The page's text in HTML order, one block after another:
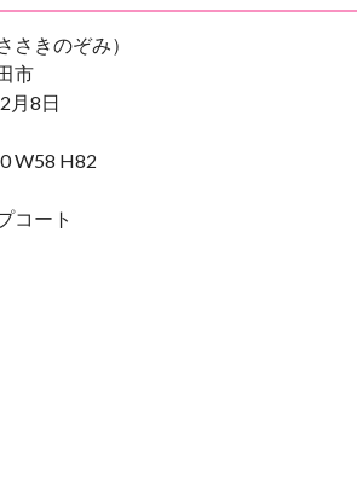
さきのぞみ）
市
月8日
W58 H82
コート